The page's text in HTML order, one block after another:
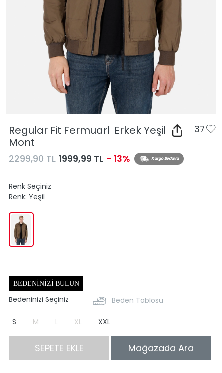
Regular Fit Fermuarlı Erkek Yeşil
Mont
37
2299,90 TL 1999,99 TL - 13% Kargo Bedava
Renk Seçiniz
Renk: Yeşil
BEDENINIZI BULUN
Bedeninizi Seçiniz Beden Tablosu
S M L XL XXL
SEPETE EKLE Mağazada Ara